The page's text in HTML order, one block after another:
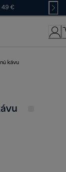
49 €
kávu